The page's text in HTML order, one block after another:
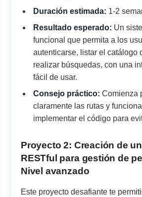
Duración estimada: 1-2
Resultado esperado: Un
funcional que permita a los
autenticarse, listar el catálogo
realizar búsquedas, con una
fácil de usar.
Consejo práctico: Comienza
claramente las rutas y
implementar el código para
Proyecto 2: Creación de
RESTful para gestión de
Nivel avanzado
Este proyecto desafiante te